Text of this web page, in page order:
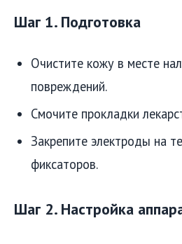
Шаг 1. Подготовка
Очистите кожу в месте
повреждений.
Смочите прокладки
Закрепите электроды на
фиксаторов.
Шаг 2. Настройка